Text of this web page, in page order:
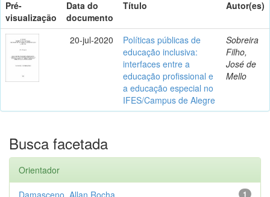
Pré-
visualização
Data do
documento
Título Autor(es)
20-jul-2020
Políticas públicas de
educação inclusiva:
interfaces entre a
educação profissional e
a educação especial no
IFES/Campus de Alegre
Sobreira
Filho,
José de
Mello
Busca facetada
Orientador
1
Damasceno, Allan Rocha